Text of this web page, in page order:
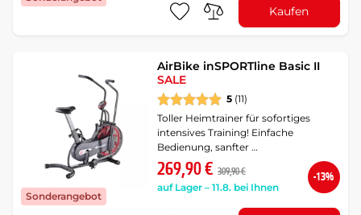
Kaufen
Sonderangebot
AirBike inSPORTline Basic II
SALE
5 (11)
Toller Heimtrainer für sofortiges
intensives Training! Einfache
Bedienung, sanfter …
269,90 € 309,90 €
auf Lager – 11.8. bei Ihnen
-13%